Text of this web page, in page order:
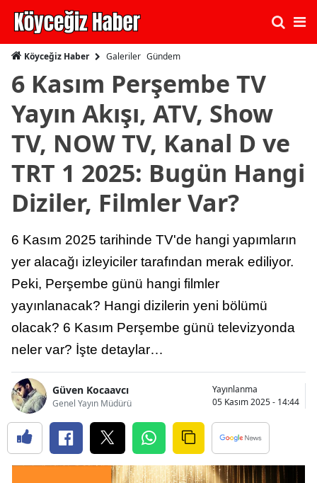
Köyceğiz Haber Galeriler Gündem
6 Kasım Perşembe TV
Yayın Akışı, ATV, Show
TV, NOW TV, Kanal D ve
TRT 1 2025: Bugün Hangi
Diziler, Filmler Var?
6 Kasım 2025 tarihinde TV'de hangi yapımların
yer alacağı izleyiciler tarafından merak ediliyor.
Peki, Perşembe günü hangi filmler
yayınlanacak? Hangi dizilerin yeni bölümü
olacak? 6 Kasım Perşembe günü televizyonda
neler var? İşte detaylar…
Güven Kocaavcı
Genel Yayın Müdürü
Yayınlanma
05 Kasım 2025 - 14:44